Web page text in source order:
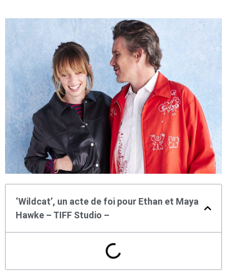
‘Wildcat’, un acte de foi pour Ethan et Maya
Hawke – TIFF Studio –